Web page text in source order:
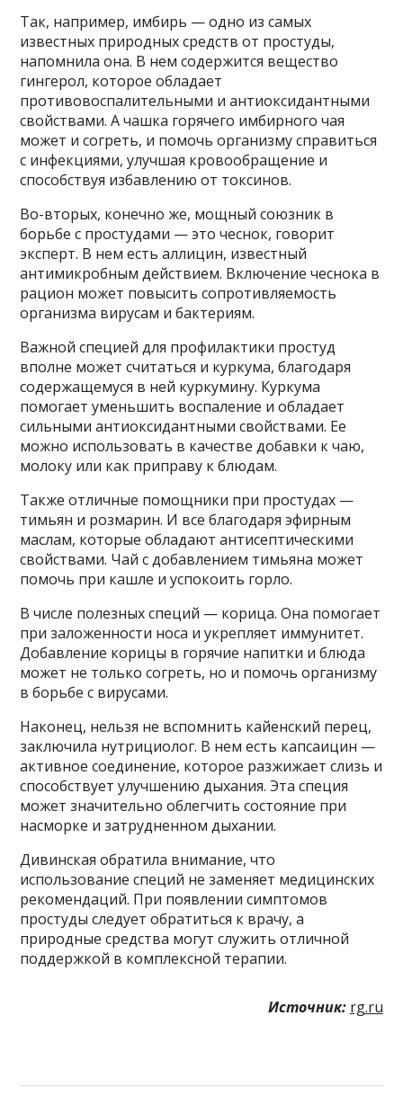
Так, например, имбирь — одно из самых
известных природных средств от простуды,
напомнила она. В нем содержится вещество
гингерол, которое обладает
противовоспалительными и антиоксидантными
свойствами. А чашка горячего имбирного чая
может и согреть, и помочь организму справиться
с инфекциями, улучшая кровообращение и
способствуя избавлению от токсинов.
Во-вторых, конечно же, мощный союзник в
борьбе с простудами — это чеснок, говорит
эксперт. В нем есть аллицин, известный
антимикробным действием. Включение чеснока в
рацион может повысить сопротивляемость
организма вирусам и бактериям.
Важной специей для профилактики простуд
вполне может считаться и куркума, благодаря
содержащемуся в ней куркумину. Куркума
помогает уменьшить воспаление и обладает
сильными антиоксидантными свойствами. Ее
можно использовать в качестве добавки к чаю,
молоку или как приправу к блюдам.
Также отличные помощники при простудах —
тимьян и розмарин. И все благодаря эфирным
маслам, которые обладают антисептическими
свойствами. Чай с добавлением тимьяна может
помочь при кашле и успокоить горло.
В числе полезных специй — корица. Она помогает
при заложенности носа и укрепляет иммунитет.
Добавление корицы в горячие напитки и блюда
может не только согреть, но и помочь организму
в борьбе с вирусами.
Наконец, нельзя не вспомнить кайенский перец,
заключила нутрициолог. В нем есть капсаицин —
активное соединение, которое разжижает слизь и
способствует улучшению дыхания. Эта специя
может значительно облегчить состояние при
насморке и затрудненном дыхании.
Дивинская обратила внимание, что
использование специй не заменяет медицинских
рекомендаций. При появлении симптомов
простуды следует обратиться к врачу, а
природные средства могут служить отличной
поддержкой в комплексной терапии.
Источник: rg.ru